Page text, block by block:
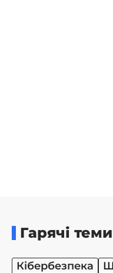
Гарячі теми
Кібербезпека